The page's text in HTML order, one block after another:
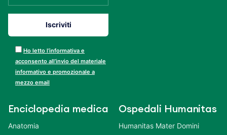
Ho letto l’informativa e
acconsento all’invio del materiale
informativo e promozionale a
mezzo email
Enciclopedia medica
Anatomia
Ospedali Humanitas
Humanitas Mater Domini